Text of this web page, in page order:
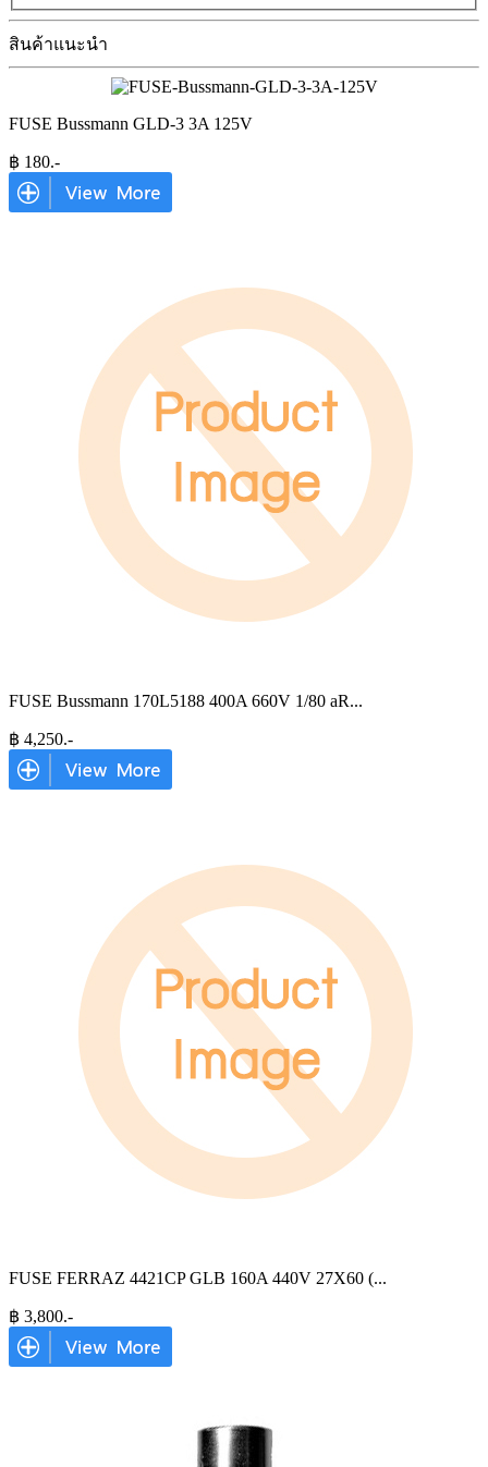
สินค้าแนะนำ
FUSE Bussmann GLD-3 3A 125V
฿ 180.-
FUSE Bussmann 170L5188 400A 660V 1/80 aR...
฿ 4,250.-
FUSE FERRAZ 4421CP GLB 160A 440V 27X60 (...
฿ 3,800.-